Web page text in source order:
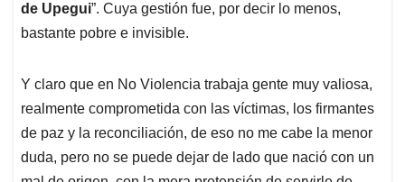
de Upegui”. Cuya gestión fue, por decir lo menos,
bastante pobre e invisible.
Y claro que en No Violencia trabaja gente muy valiosa,
realmente comprometida con las víctimas, los firmantes
de paz y la reconciliación, de eso no me cabe la menor
duda, pero no se puede dejar de lado que nació con un